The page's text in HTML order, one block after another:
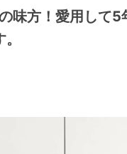
味方！愛用して5